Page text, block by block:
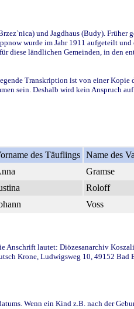
und Jagdhaus (Budy). Früher
wurde im Jahr 1911 aufgeteilt
ländlichen Gemeinden, in den
Transkription ist von einer
sein. Deshalb wird kein Anspruch
des Täuflings Name des
Gramse
Roloff
Voss
lautet: Diözesanarchiv
Krone, Ludwigsweg 10, 49152
Wenn ein Kind z.B. nach der